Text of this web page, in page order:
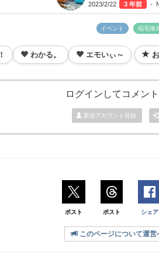
2023/2/22 3 年前 -
イベント 稲毛海
わかる。 エモいぃ～
ログインしてコメント
新規アカウント登録
ポスト ポスト シェア
このページについて運営